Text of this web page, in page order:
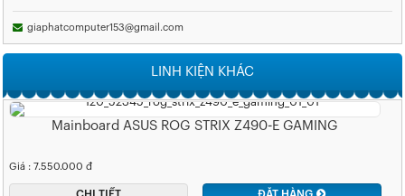
giaphatcomputer153@gmail.com
LINH KIỆN KHÁC
Mainboard ASUS ROG STRIX Z490-E GAMING
Giá : 7.550.000 đ
CHI TIẾT ĐẶT HÀNG